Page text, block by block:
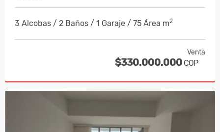
3 Alcobas / 2 Baños / 1 Garaje / 75 Área m2
Venta
$330.000.000 COP